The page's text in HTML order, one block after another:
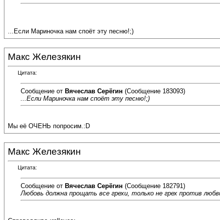
...Если Мариночка нам споёт эту песню!;)
Макс Железякин
Цитата:
Сообщение от Вячеслав Серёгин (Сообщение 183093)
...Если Мариночка нам споёт эту песню!;)
Мы её ОЧЕНЬ попросим.:D
Макс Железякин
Цитата:
Сообщение от Вячеслав Серёгин (Сообщение 182791)
Любовь должна прощать все грехи, только не грех против